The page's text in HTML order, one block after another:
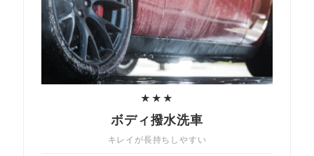
★★★
ボディ撥水洗車
キレイが長持ちしやすい